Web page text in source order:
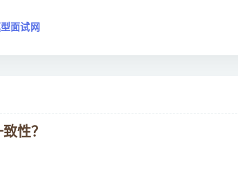
面试网
性？